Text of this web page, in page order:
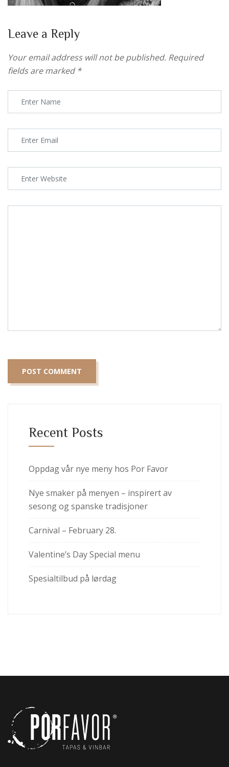
Leave a Reply
Your email address will not be published. Required
fields are marked *
Recent Posts
Oppdag vår nye meny hos Por Favor
Nye smaker på menyen – inspirert av
sesong og spanske tradisjoner
Carnival – February 28.
Valentine’s Day Special menu
Spesialtilbud på lørdag